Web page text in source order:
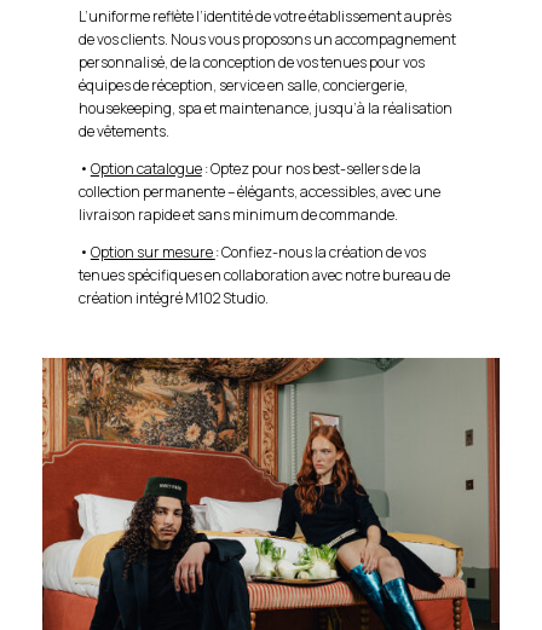
L’uniforme reflète l’identité de votre établissement auprès
de vos clients. Nous vous proposons un accompagnement
personnalisé, de la conception de vos tenues pour vos
équipes de réception, service en salle, conciergerie,
housekeeping, spa et maintenance, jusqu’à la réalisation
de vêtements.
• Option catalogue: Optez pour nos best-sellers de la
collection permanente – élégants, accessibles, avec une
livraison rapide et sans minimum de commande.
• Option sur mesure: Confiez-nous la création de vos
tenues spécifiques en collaboration avec notre bureau de
création intégré M102 Studio.